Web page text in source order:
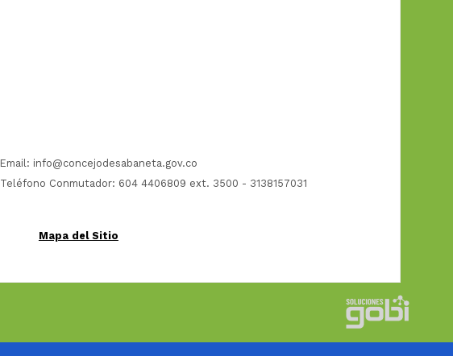
Email: info@concejodesabaneta.gov.co
Teléfono Conmutador: 604 4406809 ext. 3500 - 3138157031
Mapa del Sitio